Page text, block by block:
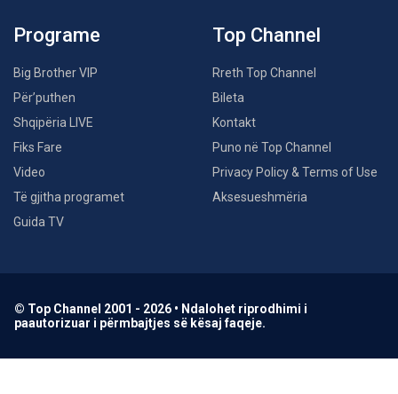
Programe
Big Brother VIP
Për’puthen
Shqipëria LIVE
Fiks Fare
Video
Të gjitha programet
Guida TV
Top Channel
Rreth Top Channel
Bileta
Kontakt
Puno në Top Channel
Privacy Policy & Terms of Use
Aksesueshmëria
© Top Channel 2001 - 2026 • Ndalohet riprodhimi i
paautorizuar i përmbajtjes së kësaj faqeje.